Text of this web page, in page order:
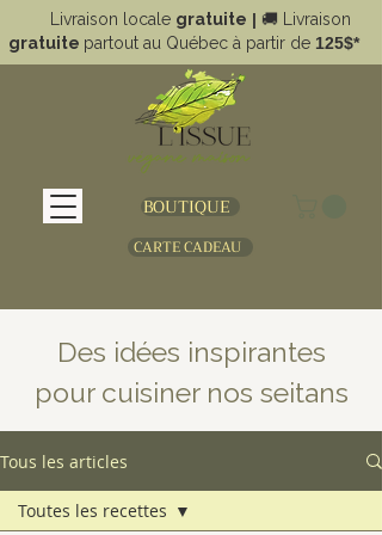
BOUTIQUE
Livraison locale gratuite | 🚚
Livraison
gratuite partout au Québec à partir de 125$*
CARTE CADEAU
Des idées inspirantes
pour cuisiner nos seitans
Tous les articles
Toutes les recettes